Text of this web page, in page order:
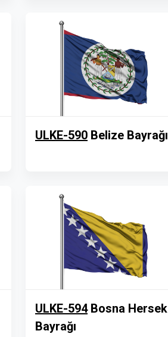
ULKE-590 Belize Bayrağı
ULKE-594Bosna Hersek
Bayrağı